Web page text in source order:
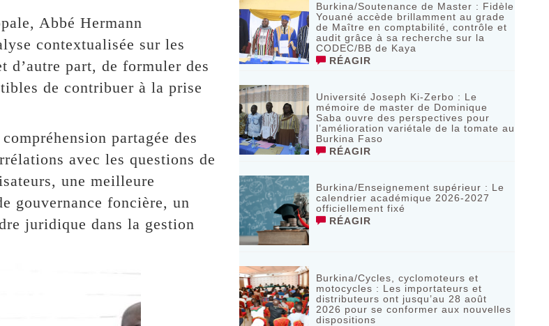
Abbé Hermann
contextualisée sur les
d’autre part, de formuler des
de contribuer à la prise
partagée des
avec les questions de
une meilleure
gouvernance foncière, un
juridique dans la gestion
Burkina/Soutenance de Master : Fidèle
Youané accède brillamment au grade
de Maître en comptabilité, contrôle et
audit grâce à sa recherche sur la
CODEC/BB de Kaya
RÉAGIR
Université Joseph Ki-Zerbo : Le
mémoire de master de Dominique
Saba ouvre des perspectives pour
l’amélioration variétale de la tomate au
Burkina Faso
RÉAGIR
Burkina/Enseignement supérieur : Le
calendrier académique 2026-2027
officiellement fixé
RÉAGIR
Burkina/Cycles, cyclomoteurs et
motocycles : Les importateurs et
distributeurs ont jusqu’au 28 août
2026 pour se conformer aux nouvelles
dispositions